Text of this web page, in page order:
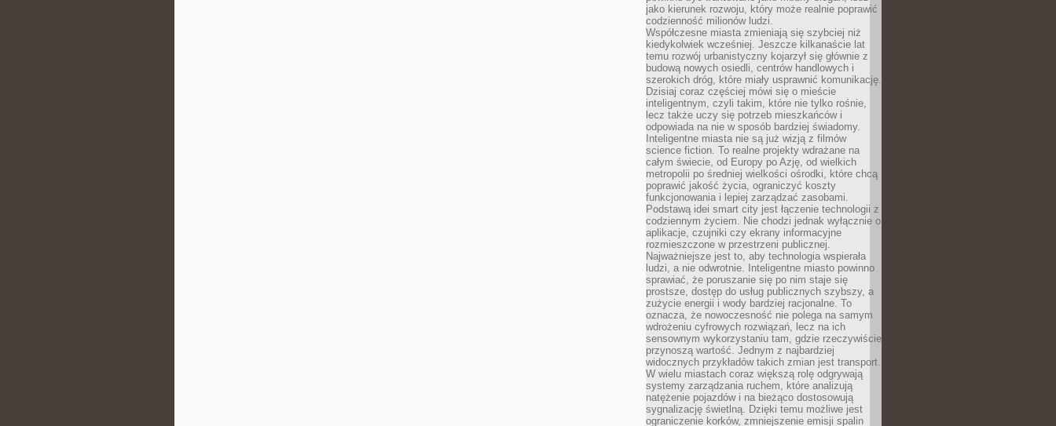
jako kierunek rozwoju, który może realnie poprawić
codzienność milionów ludzi.
Współczesne miasta zmieniają się szybciej niż
kiedykolwiek wcześniej. Jeszcze kilkanaście lat
temu rozwój urbanistyczny kojarzył się głównie z
budową nowych osiedli, centrów handlowych i
szerokich dróg, które miały usprawnić komunikację.
Dzisiaj coraz częściej mówi się o mieście
inteligentnym, czyli takim, które nie tylko rośnie,
lecz także uczy się potrzeb mieszkańców i
odpowiada na nie w sposób bardziej świadomy.
Inteligentne miasta nie są już wizją z filmów
science fiction. To realne projekty wdrażane na
całym świecie, od Europy po Azję, od wielkich
metropolii po średniej wielkości ośrodki, które chcą
poprawić jakość życia, ograniczyć koszty
funkcjonowania i lepiej zarządzać zasobami.
Podstawą idei smart city jest łączenie technologii z
codziennym życiem. Nie chodzi jednak wyłącznie o
aplikacje, czujniki czy ekrany informacyjne
rozmieszczone w przestrzeni publicznej.
Najważniejsze jest to, aby technologia wspierała
ludzi, a nie odwrotnie. Inteligentne miasto powinno
sprawiać, że poruszanie się po nim staje się
prostsze, dostęp do usług publicznych szybszy, a
zużycie energii i wody bardziej racjonalne. To
oznacza, że nowoczesność nie polega na samym
wdrożeniu cyfrowych rozwiązań, lecz na ich
sensownym wykorzystaniu tam, gdzie rzeczywiście
przynoszą wartość. Jednym z najbardziej
widocznych przykładów takich zmian jest transport.
W wielu miastach coraz większą rolę odgrywają
systemy zarządzania ruchem, które analizują
natężenie pojazdów i na bieżąco dostosowują
sygnalizację świetlną. Dzięki temu możliwe jest
ograniczenie korków, zmniejszenie emisji spalin